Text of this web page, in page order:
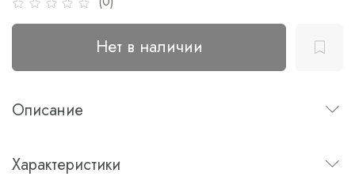
Нет в наличии
Описание
Характеристики